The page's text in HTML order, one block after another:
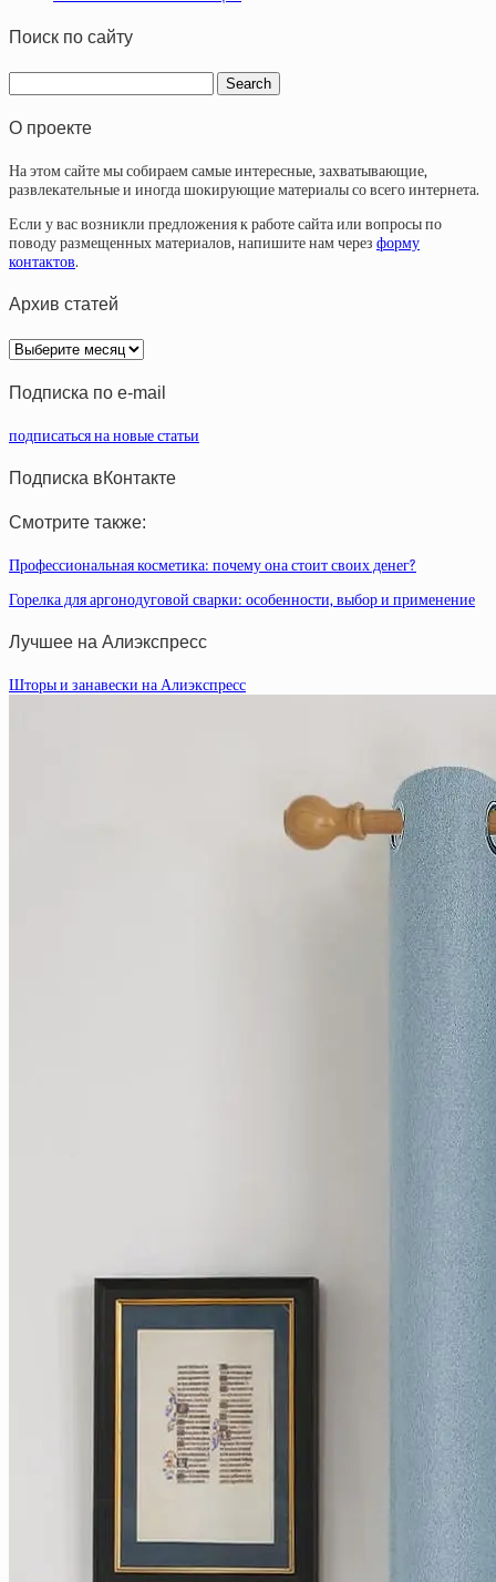
Поиск по сайту
О проекте
На этом сайте мы собираем самые интересные, захватывающие,
развлекательные и иногда шокирующие материалы со всего интернета.
Если у вас возникли предложения к работе сайта или вопросы по
поводу размещенных материалов, напишите нам через форму
контактов.
Архив статей
Архив
статей
Подписка по e-mail
подписаться на новые статьи
Подписка вКонтакте
Смотрите также:
Профессиональная косметика: почему она стоит своих денег?
Горелка для аргонодуговой сварки: особенности, выбор и применение
Лучшее на Алиэкспресс
Шторы и занавески на Алиэкспресс